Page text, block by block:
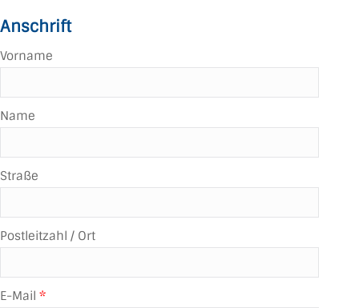
Anschrift
Vorname
Name
Straße
Postleitzahl / Ort
E-Mail *